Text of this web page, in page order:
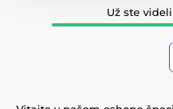
Už ste